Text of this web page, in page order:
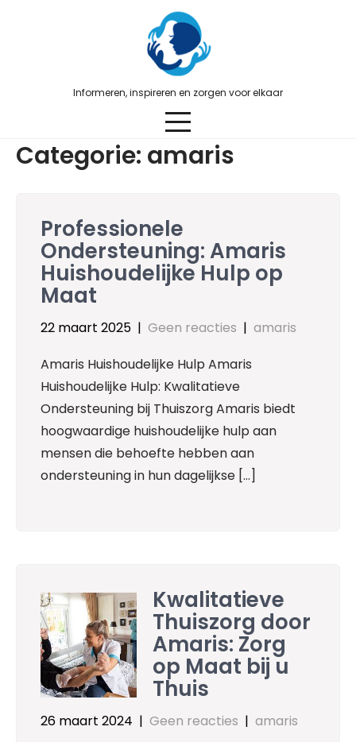
Informeren, inspireren en zorgen voor elkaar
Categorie: amaris
Professionele
Ondersteuning: Amaris
Huishoudelijke Hulp op
Maat
22 maart 2025 | Geen reacties | amaris
Amaris Huishoudelijke Hulp Amaris
Huishoudelijke Hulp: Kwalitatieve
Ondersteuning bij Thuiszorg Amaris biedt
hoogwaardige huishoudelijke hulp aan
mensen die behoefte hebben aan
ondersteuning in hun dagelijkse […]
Kwalitatieve
Thuiszorg door
Amaris: Zorg
op Maat bij u
Thuis
26 maart 2024 | Geen reacties | amaris